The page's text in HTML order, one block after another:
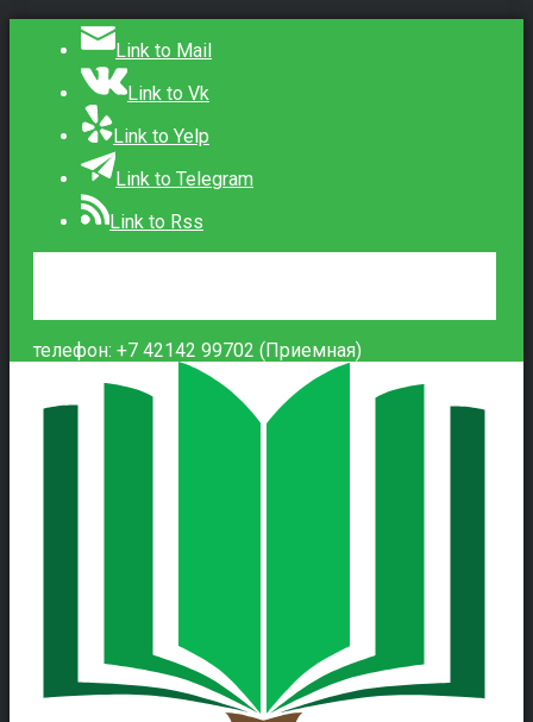
Link to Mail
Link to Vk
Link to Yelp
Link to Telegram
Link to Rss
телефон: +7 42142 99702 (Приемная)